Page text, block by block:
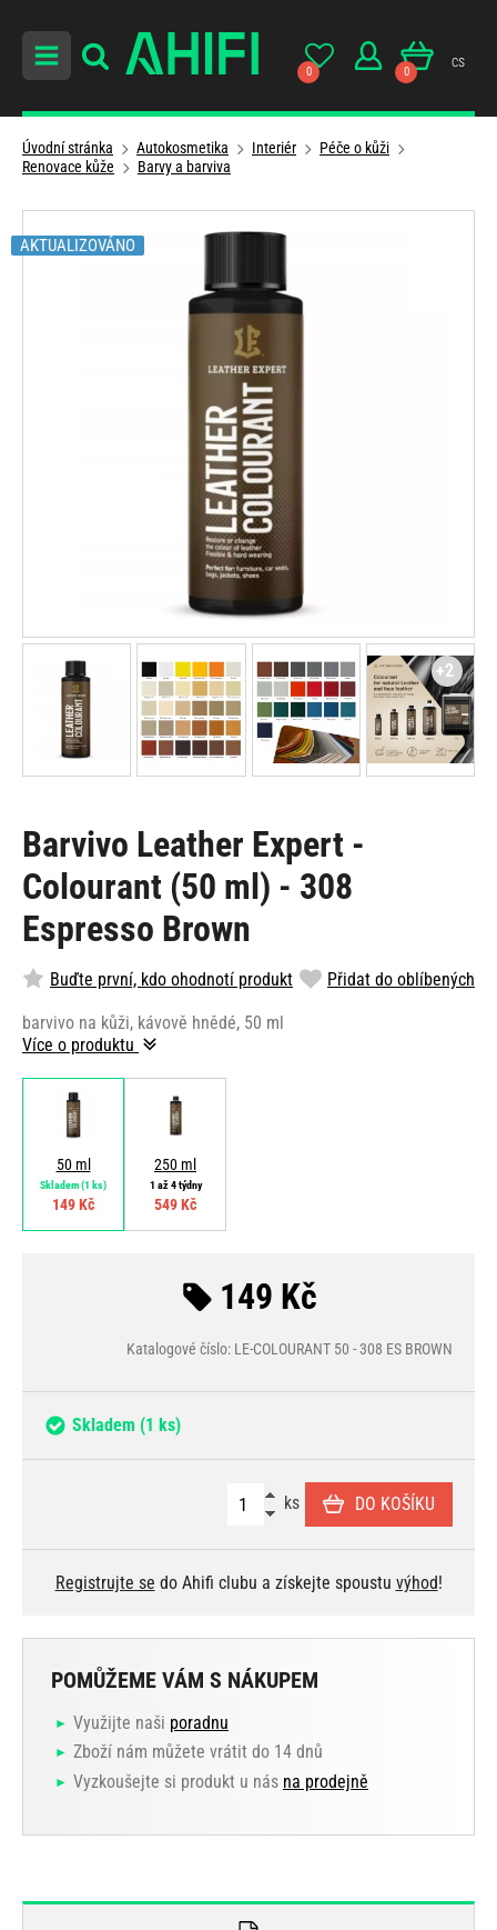
0 0
cs
Úvodní stránka Autokosmetika Interiér
Péče o kůži
Renovace kůže
Barvy a barviva
Barvivo Leather Expert -
Colourant (50 ml) - 308
Espresso Brown
Buďte první, kdo ohodnotí produkt Přidat do oblíbených
barvivo na kůži, kávově hnědé, 50 ml
Více o produktu
50 ml
Skladem(1 ks)
149 Kč
250 ml
1 až 4 týdny
549 Kč
149 Kč
Katalogové číslo: LE-COLOURANT 50 - 308 ES BROWN
Skladem (1 ks)
ks DO KOŠÍKU
Registrujte se do Ahifi clubu a získejte spoustu výhod!
POMŮŽEME VÁM S NÁKUPEM
Využijte naši poradnu
Zboží nám můžete vrátit do 14 dnů
Vyzkoušejte si produkt u nás na prodejně
AKTUALIZOVÁNO
+2